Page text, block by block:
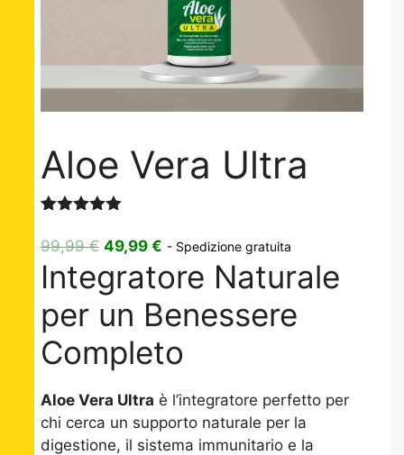
Aloe Vera Ultra
5.00su 5
su base
di
recensioni
99,99€ Il
prezzo
originale
era:
49,99 € Il
prezzo
attuale
è:
- Spedizione gratuita
Integratore Naturale
per un Benessere
Completo
Aloe Vera Ultra è l’integratore perfetto per
chi cerca un supporto naturale per la
digestione, il sistema immunitario e la